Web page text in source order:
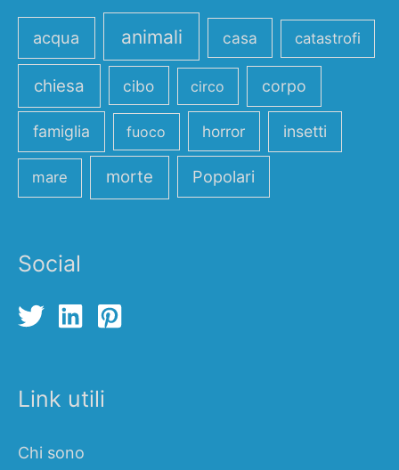
acqua animali casa catastrofi
chiesa cibo circo corpo
famiglia fuoco horror insetti
mare morte Popolari
Social
Link utili
Chi sono